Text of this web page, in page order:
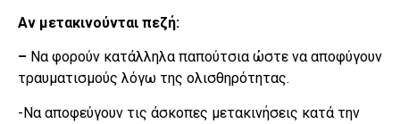
Αν μετακινούνται πεζή:
– Να φορούν κατάλληλα παπούτσια ώστε να αποφύγουν
τραυματισμούς λόγω της ολισθηρότητας.
-Να αποφεύγουν τις άσκοπες μετακινήσεις κατά την